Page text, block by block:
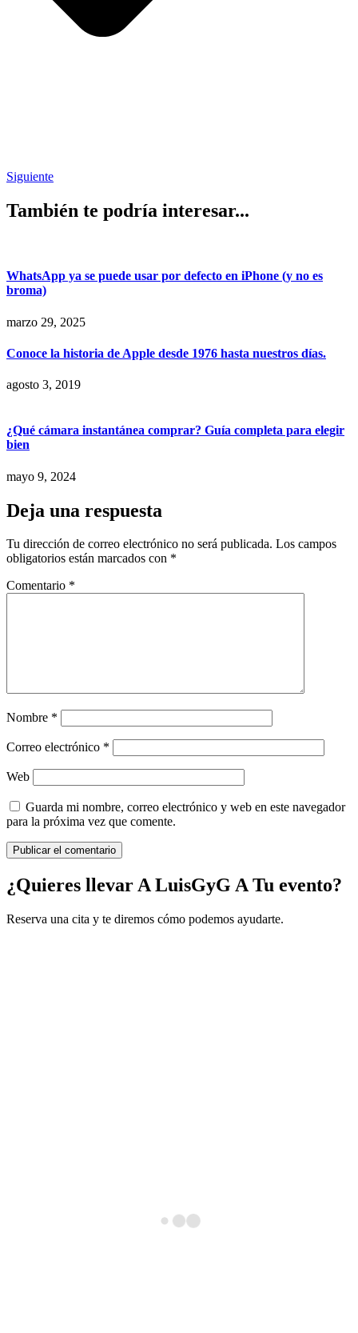
Siguiente
También te podría interesar...
WhatsApp ya se puede usar por defecto en iPhone (y no es
broma)
marzo 29, 2025
Conoce la historia de Apple desde 1976 hasta nuestros días.
agosto 3, 2019
¿Qué cámara instantánea comprar? Guía completa para elegir
bien
mayo 9, 2024
Deja una respuesta
Tu dirección de correo electrónico no será publicada. Los campos
obligatorios están marcados con *
Comentario *
Nombre *
Correo electrónico *
Web
Guarda mi nombre, correo electrónico y web en este navegador
para la próxima vez que comente.
¿Quieres llevar A LuisGyG A Tu evento?
Reserva una cita y te diremos cómo podemos ayudarte.